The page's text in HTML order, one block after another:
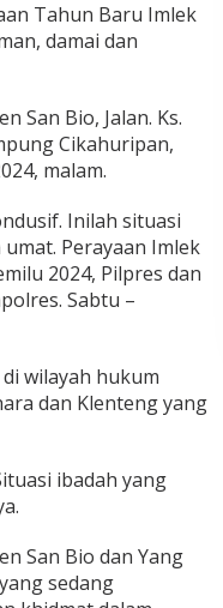
Tahun Baru Imlek
damai dan
San Bio, Jalan. Ks.
Cikahuripan,
malam.
Inilah situasi
Perayaan Imlek
2024, Pilpres dan
Sabtu –
wilayah hukum
dan Klenteng yang
ibadah yang
San Bio dan Yang
sedang